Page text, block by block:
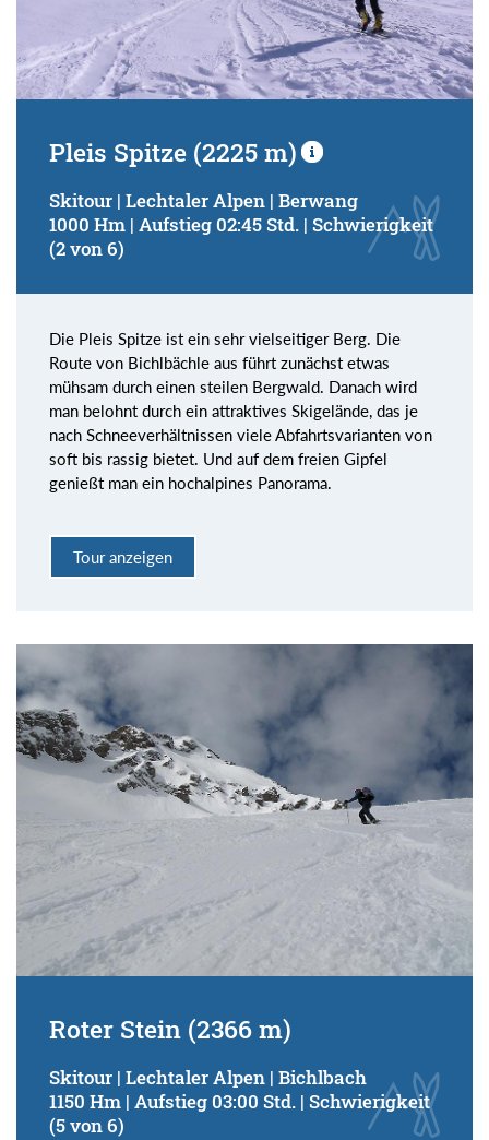
Pleis Spitze (2225 m)
Skitour | Lechtaler Alpen | Berwang
1000 Hm | Aufstieg 02:45 Std. | Schwierigkeit
(2 von 6)
Die Pleis Spitze ist ein sehr vielseitiger Berg. Die
Route von Bichlbächle aus führt zunächst etwas
mühsam durch einen steilen Bergwald. Danach wird
man belohnt durch ein attraktives Skigelände, das je
nach Schneeverhältnissen viele Abfahrtsvarianten von
soft bis rassig bietet. Und auf dem freien Gipfel
genießt man ein hochalpines Panorama.
Tour anzeigen
Roter Stein (2366 m)
Skitour | Lechtaler Alpen | Bichlbach
1150 Hm | Aufstieg 03:00 Std. | Schwierigkeit
(5 von 6)